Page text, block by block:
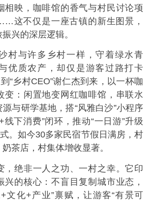
相映，咖啡馆的香气与村民讨论项
这不仅是一座古镇的新生图景，
兴的深层逻辑。
与许多乡村一样，守着绿水青
优质农产，却仅是游客过路打卡
“乡村CEO”谢仁杰到来，以一杯咖
变：闲置地变网红咖啡馆，串联水
与研学基地，搭“风雅白沙”小程序
线下消费”闭环，推动“一日游”升级
。如今30多家民宿节假日满房，村
茶店，村集体增收显著。
绝非一人之功、一村之幸。它印
兴的核心：不盲目复制城市业态，
文化+产业”禀赋，让游客“有景可